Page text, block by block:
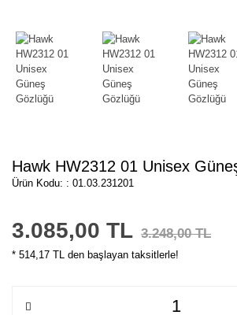
Hawk HW2312 01 Unisex
Ürün Kodu: : 01.03.231201
3.085,00 TL 3.248,00 TL
* 514,17 TL den başlayan taksitlerle!